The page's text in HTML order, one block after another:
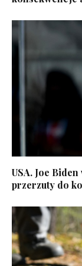
USA. Joe
przerzuty do